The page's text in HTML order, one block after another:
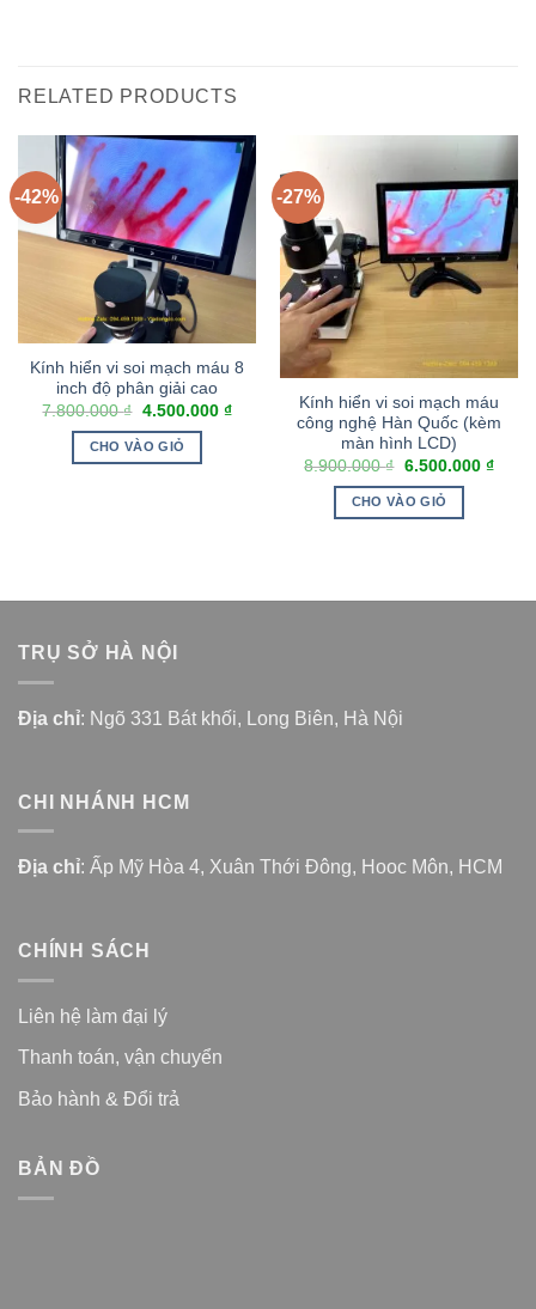
RELATED PRODUCTS
-42%
Kính hiển vi soi mạch máu 8
inch độ phân giải cao
7.800.000₫ 4.500.000 ₫
CHO VÀO GIỎ
-27%
Kính hiển vi soi mạch máu
công nghệ Hàn Quốc (kèm
màn hình LCD)
8.900.000₫ 6.500.000 ₫
CHO VÀO GIỎ
TRỤ SỞ HÀ NỘI
Địa chỉ: Ngõ 331 Bát khối, Long Biên, Hà Nội
CHI NHÁNH HCM
Địa chỉ: Ấp Mỹ Hòa 4, Xuân Thới Đông, Hooc Môn, HCM
CHÍNH SÁCH
Liên hệ làm đại lý
Thanh toán, vận chuyển
Bảo hành & Đổi trả
BẢN ĐỒ